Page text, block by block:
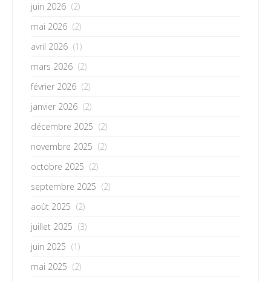
juin 2026 (2)
mai 2026 (2)
avril 2026 (1)
mars 2026 (2)
février 2026 (2)
janvier 2026 (2)
décembre 2025 (2)
novembre 2025 (2)
octobre 2025 (2)
septembre 2025 (2)
août 2025 (2)
juillet 2025 (3)
juin 2025 (1)
mai 2025 (2)